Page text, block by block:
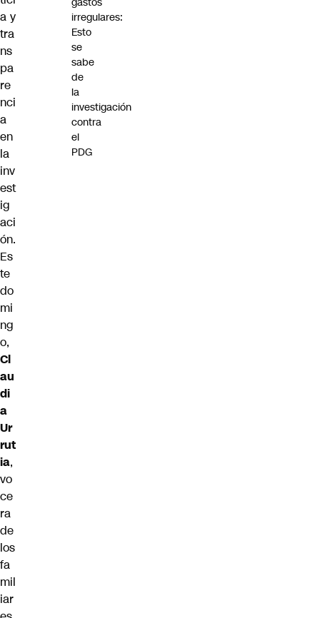
a y
tra
ns
pa
re
nci
a
en
la
inv
est
ig
aci
ón.
Es
te
do
mi
ng
o,
Cl
au
di
a
Ur
rut
ia,
vo
ce
ra
de
los
fa
mil
iar
irregulares:
Esto
se
sabe
de
la
investigación
contra
el
PDG